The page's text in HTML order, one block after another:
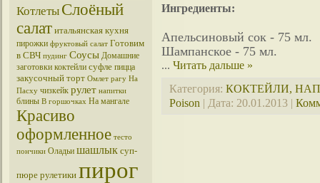
Котлеты Слоёный
салат итальянская кухня
пирожки фруктовый салат Готовим
в СВЧ пудинг Соусы Домашние
заготовки коктейли суфле пицца
закусочный торт Омлет рагу На
Пасху чизкейк рулет напитки
блины В горшочках На мангале
Красиво
оформленное тесто
пончики Оладьи шашлык суп-
пюре рулетики пирог
Ингредиенты:
Апельсиновый сок - 75 мл.
Шампанское - 75 мл.
... Читать дальше »
Категория: КОКТЕЙЛИ,
Poison | Дата: 20.01.2013 |